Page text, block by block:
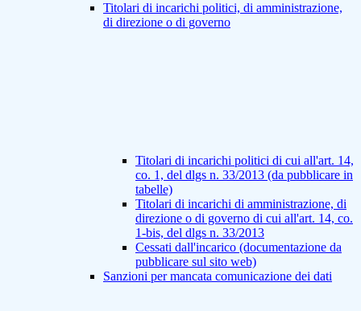
Titolari di incarichi politici, di amministrazione,
di direzione o di governo
Titolari di incarichi politici di cui all'art. 14,
co. 1, del dlgs n. 33/2013 (da pubblicare in
tabelle)
Titolari di incarichi di amministrazione, di
direzione o di governo di cui all'art. 14, co.
1-bis, del dlgs n. 33/2013
Cessati dall'incarico (documentazione da
pubblicare sul sito web)
Sanzioni per mancata comunicazione dei dati